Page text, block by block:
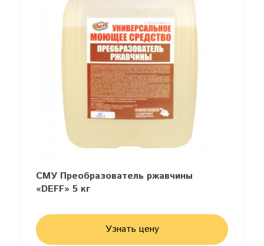
СМУ Преобразователь ржавчины
«DEFF» 5 кг
Узнать цену